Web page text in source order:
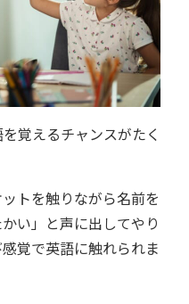
覚えるチャンスがたく
トを触りながら名前を
い」と声に出してやり
覚で英語に触れられま